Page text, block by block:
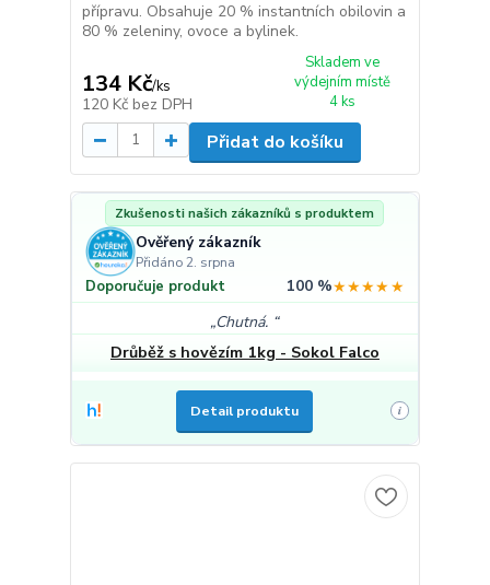
přípravu. Obsahuje 20 % instantních obilovin a
80 % zeleniny, ovoce a bylinek.
134 Kč/ks
120 Kč bez DPH
Skladem ve
výdejním místě
4 ks
Přidat do košíku
Zkušenosti našich zákazníků s produktem
Ověřený zákazník
Přidáno 2. srpna
Doporučuje produkt 100 %★★★★★
Chutná.
Drůběž s hovězím 1kg - Sokol Falco
Detail produktu i